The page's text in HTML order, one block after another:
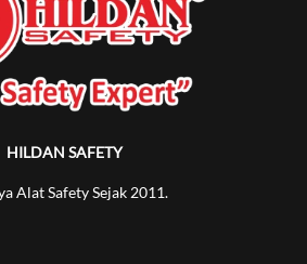
HILDAN SAFETY
Alat Safety Sejak 2011.